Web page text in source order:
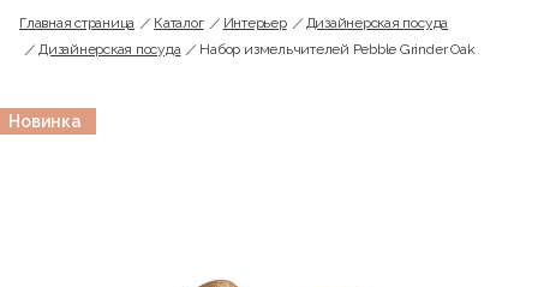
Главная страница Каталог Интерьер
Дизайнерская посуда
Дизайнерская посуда
Набор измельчителей Pebble Grinder Oak
Новинка